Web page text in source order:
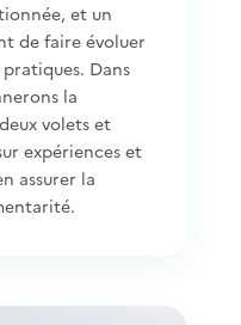
et un
de faire évoluer
Dans
la
volets et
expériences et
assurer la